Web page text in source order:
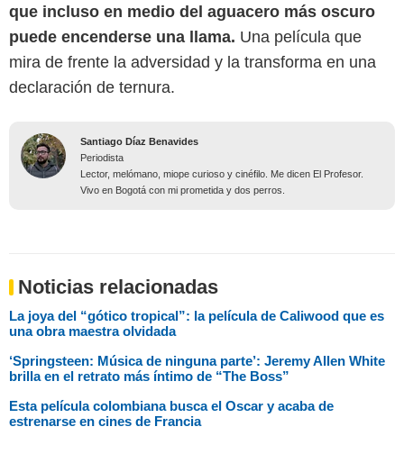
que incluso en medio del aguacero más oscuro
puede encenderse una llama. Una película que
mira de frente la adversidad y la transforma en una
declaración de ternura.
Santiago Díaz Benavides
Periodista
Lector, melómano, miope curioso y cinéfilo. Me dicen El Profesor.
Vivo en Bogotá con mi prometida y dos perros.
Noticias relacionadas
La joya del “gótico tropical”: la película de Caliwood que es
una obra maestra olvidada
‘Springsteen: Música de ninguna parte’: Jeremy Allen White
brilla en el retrato más íntimo de “The Boss”
Esta película colombiana busca el Oscar y acaba de
estrenarse en cines de Francia